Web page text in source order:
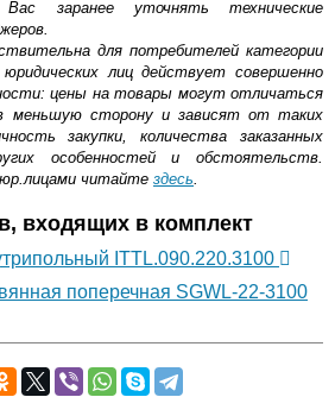
заранее уточнять технические
для потребителей категории
лиц действует совершенно
цены на товары могут отличаться
меньшую сторону и зависят от таких
закупки, количества заказанных
особенностей и обстоятельств.
читайте здесь.
входящих в комплект
ITTL.090.220.3100
поперечная SGWL-22-3100